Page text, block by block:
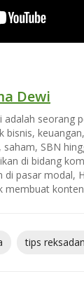
Dewi
seorang
bisnis,
SBN
di bidang
di pasar modal,
membuat
tips